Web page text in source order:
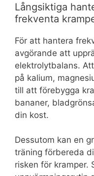
Långsiktiga
frekventa
För att hantera
avgörande att
elektrolytbalans.
på kalium,
till att förebygga
bananer,
din kost.
Dessutom kan en
träning förbereda
risken för kramper.